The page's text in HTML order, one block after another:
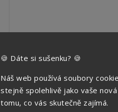
🍪 Dáte si sušenku? 🍪
Náš web používá soubory
stejně spolehlivě jako vaše
tomu, co vás skutečně zajímá.